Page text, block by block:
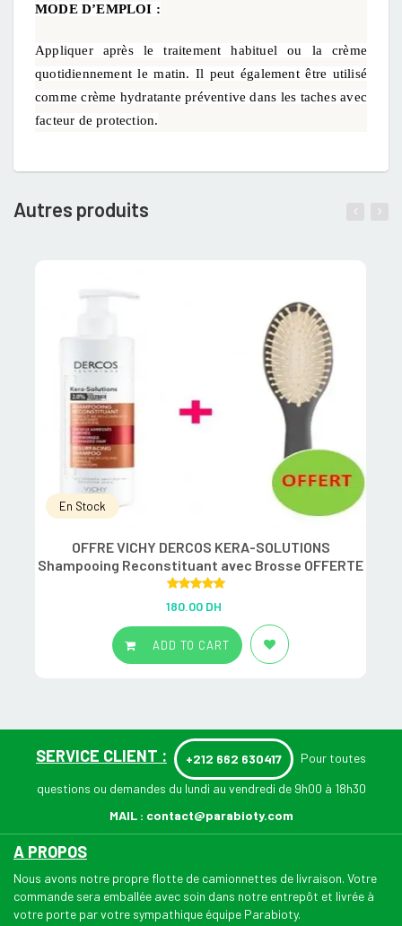
MODE D’EMPLOI :
Appliquer après le traitement habituel ou la crème
quotidiennement le matin. Il peut également être utilisé
comme crème hydratante préventive dans les taches avec
facteur de protection.
Autres produits
En Stock
OFFRE VICHY DERCOS KERA-SOLUTIONS
Shampooing Reconstituant avec Brosse OFFERTE
out of 5
180.00 DH
ADD TO CART
SERVICE CLIENT : +212 662 630417 Pour toutes
questions ou demandes du lundi au vendredi de 9h00 à 18h30
MAIL : contact@parabioty.com
A PROPOS
Nous avons notre propre flotte de camionnettes de livraison. Votre
commande sera emballée avec soin dans notre entrepôt et livrée à
votre porte par votre sympathique équipe Parabioty.